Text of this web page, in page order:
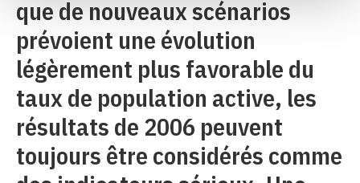
que de nouveaux scénarios
prévoient une évolution
légèrement plus favorable du
taux de population active, les
résultats de 2006 peuvent
toujours être considérés comme